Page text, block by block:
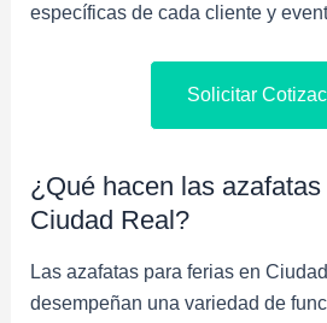
específicas de cada cliente y
Solicitar
¿Qué hacen las
Ciudad Real?
Las azafatas para ferias en
desempeñan una variedad de